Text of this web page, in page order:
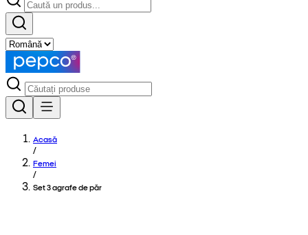
Acasă
/
Femei
/
Set 3 agrafe de păr